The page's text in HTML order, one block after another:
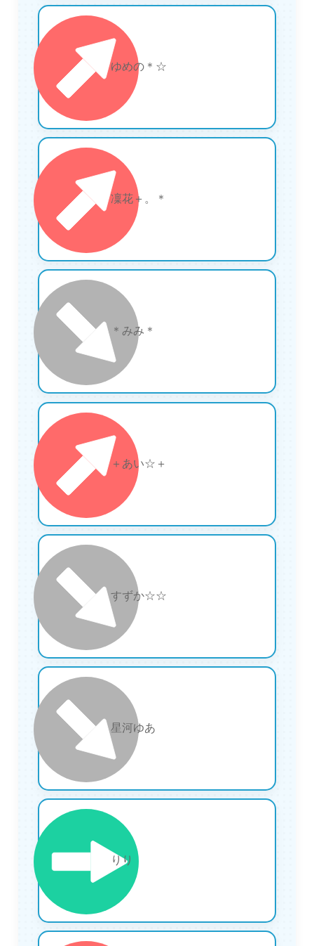
ゆめの＊☆
凜花＋。＊
6 ＊みみ＊
＋あい☆＋
8 すずか☆☆
9 星河ゆあ
りり